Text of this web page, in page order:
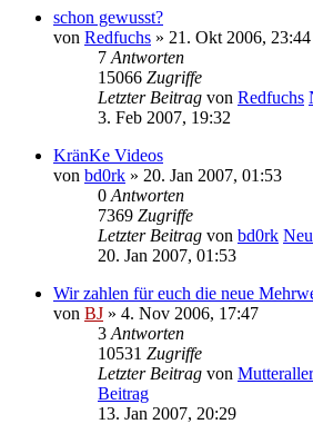
schon gewusst?
von Redfuchs » 21. Okt 2006, 23:44
7 Antworten
15066 Zugriffe
Letzter Beitrag von Redfuchs
3. Feb 2007, 19:32
KränKe Videos
von bd0rk » 20. Jan 2007, 01:53
0 Antworten
7369 Zugriffe
Letzter Beitrag von bd0rk
20. Jan 2007, 01:53
Wir zahlen für euch die neue
von BJ » 4. Nov 2006, 17:47
3 Antworten
10531 Zugriffe
Letzter Beitrag von
Beitrag
13. Jan 2007, 20:29